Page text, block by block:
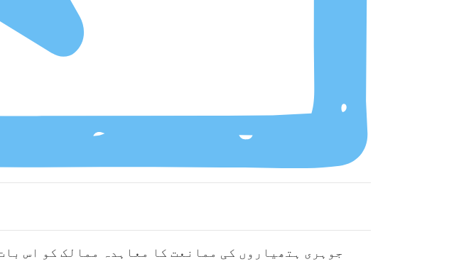
جوہری ہتھیاروں کی ممانعت کا معاہدہ ممالک کو اس